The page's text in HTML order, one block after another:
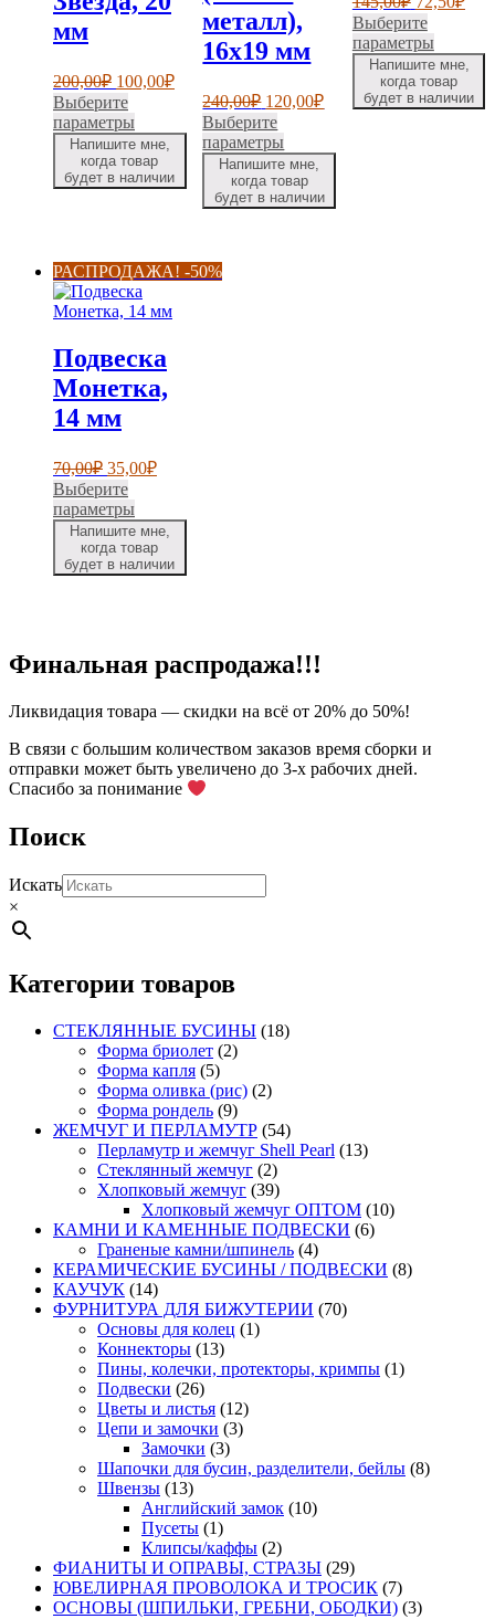
мм
200,00₽ Первоначальная
цена
составляла
200,00₽.
100,00₽Текущая
цена:
100,00₽.
Выберите
параметры
товар
имеет
несколько
выбрать
на
странице
товара.
Напишите мне,
когда товар
будет в наличии
металл),
16х19 мм
240,00₽ Первоначальная
цена
составляла
240,00₽.
120,00₽Текущая
Выберите
параметры
товар
имеет
несколько
Напишите мне,
когда товар
будет в наличии
цена
составляла
145,00₽.
Выберите
параметрыЭтот
товар
имеет
Напишите мне,
когда товар
будет в наличии
РАСПРОДАЖА! -50%
Подвеска
Монетка,
14 мм
70,00₽ Первоначальная
цена
составляла
70,00₽.
35,00₽Текущая
Выберите
параметры
товар
имеет
несколько
на
товара.
Напишите мне,
когда товар
будет в наличии
Финальная распродажа!!!
Ликвидация товара — скидки на всё от 20% до 50%!
В связи с большим количеством заказов время сборки и
отправки может быть увеличено до 3-х рабочих дней.
Спасибо за понимание
Поиск
Искать
×
Категории товаров
СТЕКЛЯННЫЕ БУСИНЫ (18)
Форма бриолет (2)
Форма капля (5)
Форма оливка (рис) (2)
Форма рондель (9)
ЖЕМЧУГ И ПЕРЛАМУТР (54)
Перламутр и жемчуг Shell Pearl (13)
Стеклянный жемчуг (2)
Хлопковый жемчуг (39)
Хлопковый жемчуг ОПТОМ (10)
КАМНИ И КАМЕННЫЕ ПОДВЕСКИ (6)
Граненые камни/шпинель (4)
КЕРАМИЧЕСКИЕ БУСИНЫ / ПОДВЕСКИ (8)
КАУЧУК (14)
ФУРНИТУРА ДЛЯ БИЖУТЕРИИ (70)
Основы для колец (1)
Коннекторы (13)
Пины, колечки, протекторы, кримпы (1)
Подвески (26)
Цветы и листья (12)
Цепи и замочки (3)
Замочки (3)
Шапочки для бусин, разделители, бейлы (8)
Швензы (13)
Английский замок (10)
Пусеты (1)
Клипсы/каффы (2)
ФИАНИТЫ И ОПРАВЫ, СТРАЗЫ (29)
ЮВЕЛИРНАЯ ПРОВОЛОКА И ТРОСИК (7)
ОСНОВЫ (ШПИЛЬКИ, ГРЕБНИ, ОБОДКИ) (3)